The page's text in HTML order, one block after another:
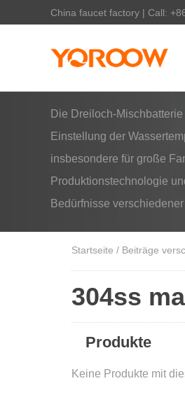
China faucet factory | Call:
Die Dreiloch-
Einstellung der
insbesondere für große
Produktionstechnologie
Bedürfnisse
Startseite / Beiträge
304ss
Produkte
Keine Produkte mit